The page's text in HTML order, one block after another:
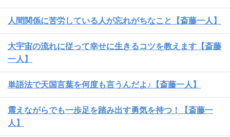
人間関係に苦労している人が忘れがちなこと【斎藤一人】
大宇宙の流れに従って幸せに生きるコツを教えます【斎藤
一人】
単語法で天国言葉を何度も言うんだよ♪【斎藤一人】
震えながらでも一歩足を踏み出す勇気を持つ！【斎藤一
人】